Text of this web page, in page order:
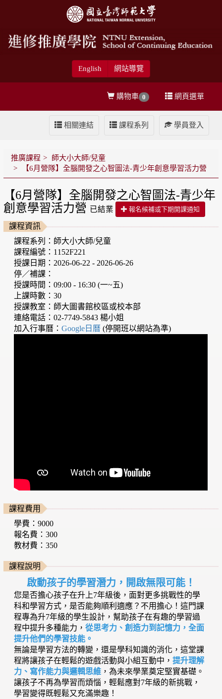
English 網站導覽
網頁選單
購物車 0
學員登入
課程系列
相關連結
推廣課程
師大小大師/兒童
【6月營隊】全腦開發之心智圖法-青少年創意學習活力營
【6月營隊】全腦開發之心智圖法-青少年
創意學習活力營 已結業 報名候補或下期開課通知
課程資訊
課程系列：師大小大師/兒童
課程編號：1152F221
授課日期：2026-06-22 - 2026-06-26
停／補課：
授課時間：09:00 - 16:30 (一~五)
上課時數：30
授課教室：師大圖書館校區或校本部
連絡電話：02-7749-5843 楊小姐
加入行事曆：Google日曆(停開班以網站為準)
課程費用
學費：9000
報名費：300
教材費：350
課程說明
啟動孩子的學習潛力，開啟無限可能！
您是否擔心孩子在升上7年級後，面對更多挑戰性的學
科和學習方式，是否能夠順利適應？不用擔心！這門課
程專為升7年級的學生設計，幫助孩子在有趣的學習過
程中提升多種能力，從思考力、創造力到記憶力，全面
提升他們的學習技能。
無論是學習方法的轉變，還是學科知識的消化，這堂課
程將讓孩子在輕鬆的遊戲活動與小組互動中，提升理解
力、寫作能力與邏輯思維 ，為未來學業奠定堅實基礎。
讓孩子不再為學習而煩惱，輕鬆應對7年級的新挑戰，
學習變得既輕鬆又充滿樂趣！